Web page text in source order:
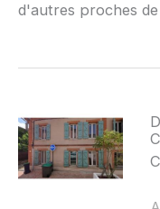
d'autres proches